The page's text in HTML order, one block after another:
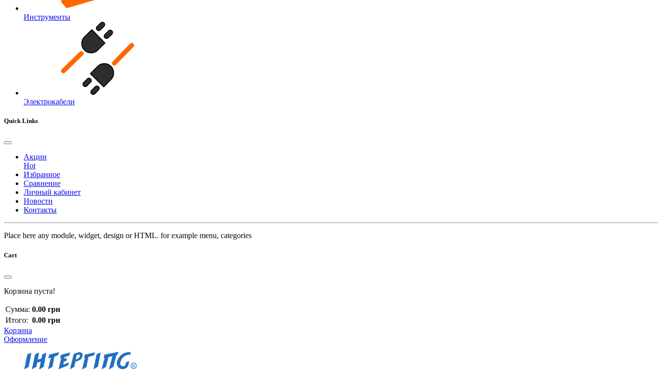
Инструменты
Электрокабели
Quick Links
Акции
Hot
Избранное
Сравнение
Личный кабинет
Новости
Контакты
Place here any module, widget, design or HTML. for example menu, categories
Cart
Корзина пуста!
Сумма: 0.00 грн
Итого: 0.00 грн
Корзина
Оформление